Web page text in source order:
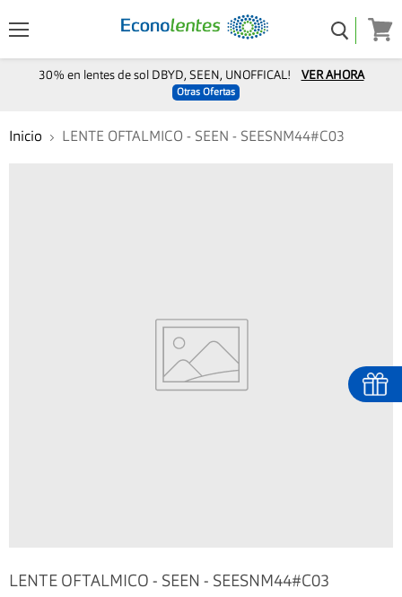
30% en lentes de sol DBYD, SEEN, UNOFFICAL! VER AHORA
Otras Ofertas
Inicio LENTE OFTALMICO - SEEN - SEESNM44#C03
LENTE OFTALMICO - SEEN - SEESNM44#C03